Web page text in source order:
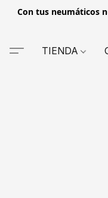
Con tus neumáticos
TIENDA